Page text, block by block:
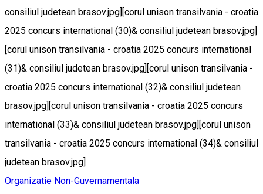
consiliul judetean brasov.jpg][corul unison transilvania - croatia
2025 concurs international (30)& consiliul judetean brasov.jpg]
[corul unison transilvania - croatia 2025 concurs international
(31)& consiliul judetean brasov.jpg][corul unison transilvania -
croatia 2025 concurs international (32)& consiliul judetean
brasov.jpg][corul unison transilvania - croatia 2025 concurs
international (33)& consiliul judetean brasov.jpg][corul unison
transilvania - croatia 2025 concurs international (34)& consiliul
judetean brasov.jpg]
Organizatie Non-Guvernamentala